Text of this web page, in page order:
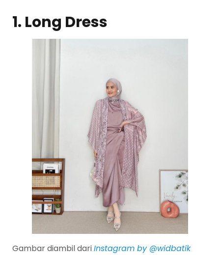
1. Long Dress
Gambar diambil dariInstagram by @widbatik